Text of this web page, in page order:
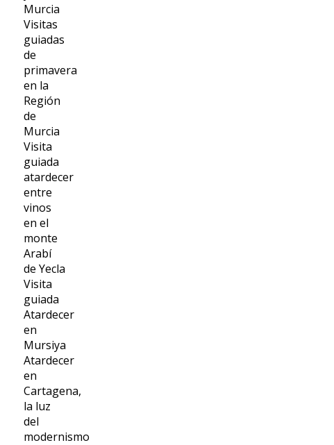
Murcia
Visitas
guiadas
de
primavera
en la
Región
de
Murcia
Visita
guiada
atardecer
entre
vinos
en el
monte
Arabí
de Yecla
Visita
guiada
Atardecer
en
Mursiya
Atardecer
en
Cartagena,
la luz
del
modernismo